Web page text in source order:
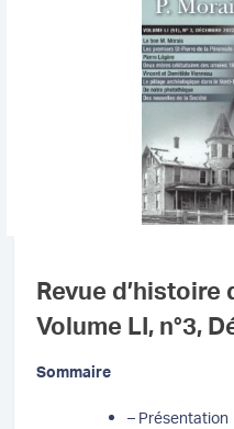
Revue d’histoire
Volume LI, n°3,
Sommaire
– Présentation